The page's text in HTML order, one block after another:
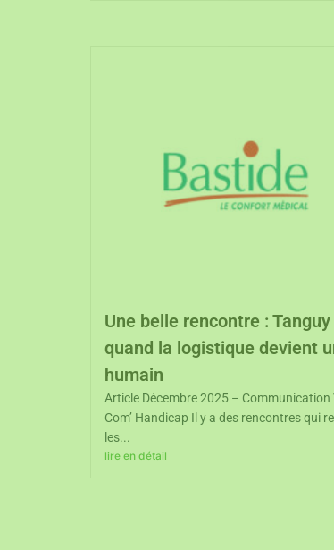
Une belle rencontre :
quand la logistique devient
humain
Article Décembre 2025 – Communication
Com’ Handicap Il y a des rencontres qui
les...
lire en détail